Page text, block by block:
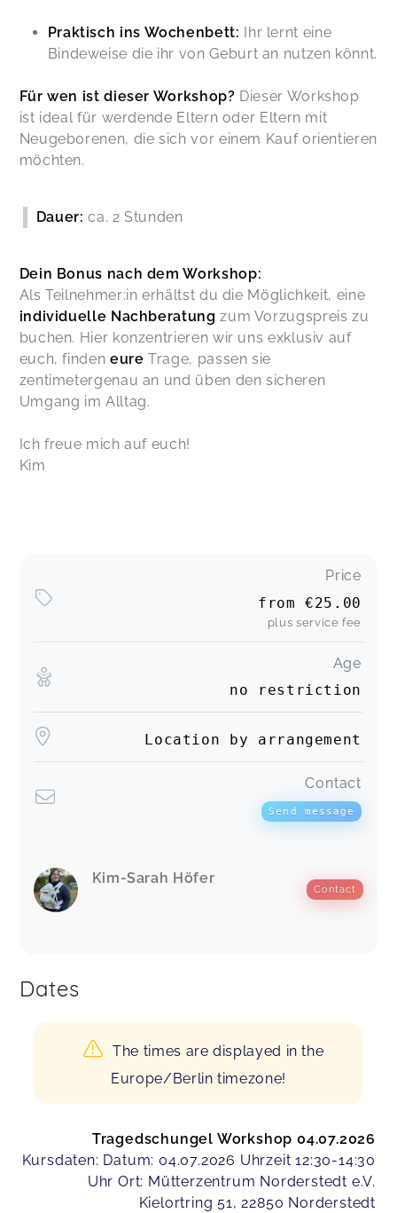
Praktisch ins Wochenbett:
Ihr lernt eine
Bindeweise die ihr von Geburt an nutzen könnt.
Für wen ist dieser Workshop? Dieser Workshop
ist ideal für werdende Eltern oder Eltern mit
Neugeborenen, die sich vor einem Kauf orientieren
möchten.
Dauer: ca. 2 Stunden
Dein Bonus nach dem Workshop:
Als Teilnehmer:in erhältst du die Möglichkeit, eine
individuelle Nachberatung zum Vorzugspreis zu
buchen. Hier konzentrieren wir uns exklusiv auf
euch, finden eure Trage, passen sie
zentimetergenau an und üben den sicheren
Umgang im Alltag.
Ich freue mich auf euch!
Kim
Price
from€25.00
plus service fee
Age
no restriction
Location by arrangement
Contact
Send message
Kim-Sarah Höfer
Contact
Dates
The times are displayed in the
Europe/Berlin timezone!
Tragedschungel Workshop 04.07.2026
Kursdaten: Datum: 04.07.2026 Uhrzeit 12:30-14:30
Uhr Ort: Mütterzentrum Norderstedt e.V.
Kielortring 51, 22850 Norderstedt